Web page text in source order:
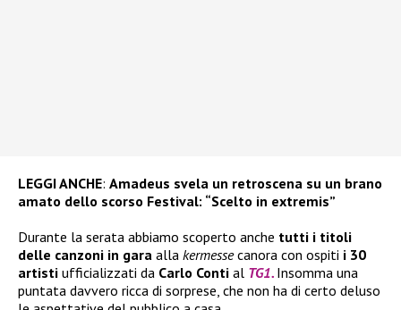
LEGGI ANCHE: Amadeus svela un retroscena su un brano
amato dello scorso Festival: “Scelto in extremis”
Durante la serata abbiamo scoperto anche tutti i titoli
delle canzoni in gara alla kermessecanora con ospiti i 30
artisti ufficializzati da Carlo Conti al TG1. Insomma una
puntata davvero ricca di sorprese, che non ha di certo deluso